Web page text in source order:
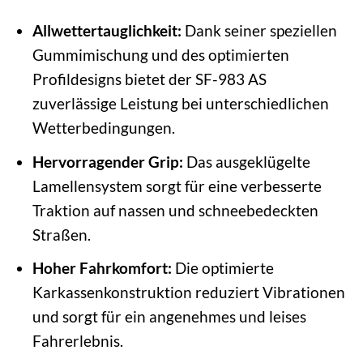
Allwettertauglichkeit: Dank seiner speziellen
Gummimischung und des optimierten
Profildesigns bietet der SF-983 AS
zuverlässige Leistung bei unterschiedlichen
Wetterbedingungen.
Hervorragender Grip: Das ausgeklügelte
Lamellensystem sorgt für eine verbesserte
Traktion auf nassen und schneebedeckten
Straßen.
Hoher Fahrkomfort: Die optimierte
Karkassenkonstruktion reduziert Vibrationen
und sorgt für ein angenehmes und leises
Fahrerlebnis.